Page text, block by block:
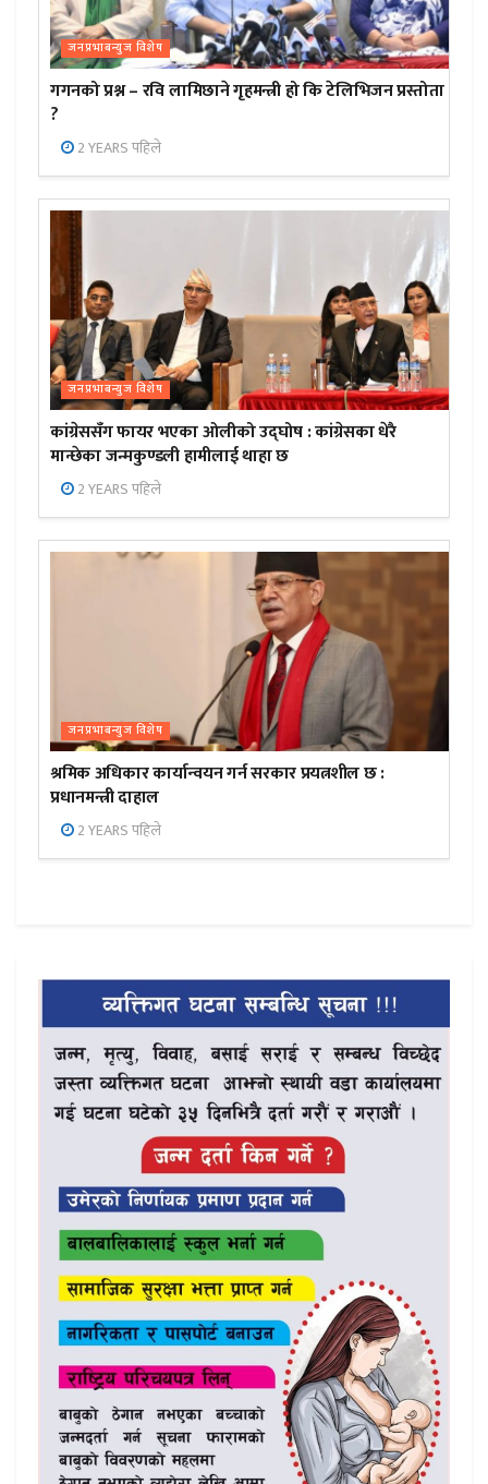
जनप्रभाबन्युज विशेष
गगनको प्रश्न – रवि लामिछाने गृहमन्त्री हो कि टेलिभिजन प्रस्तोता
?
2 YEARS पहिले
जनप्रभाबन्युज विशेष
कांग्रेससँग फायर भएका ओलीको उद्घोष : कांग्रेसका धेरै
मान्छेका जन्मकुण्डली हामीलाई थाहा छ
2 YEARS पहिले
जनप्रभाबन्युज विशेष
श्रमिक अधिकार कार्यान्वयन गर्न सरकार प्रयत्नशील छ :
प्रधानमन्त्री दाहाल
2 YEARS पहिले